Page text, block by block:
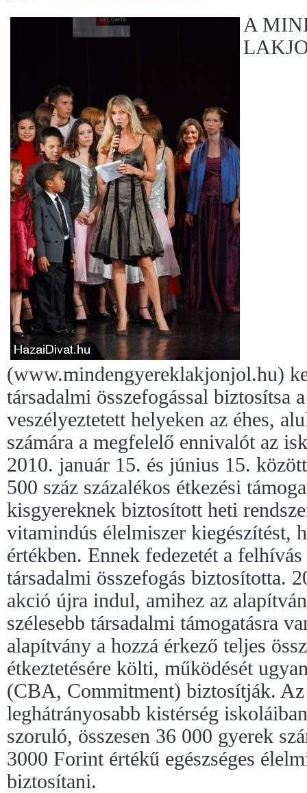
A
(www.mindengyereklakjonjol.hu)
társadalmi összefogással biztosítsa
veszélyeztetett helyeken az éhes,
számára a megfelelő ennivalót az
2010. január 15. és június 15.
500 száz százalékos étkezési
kisgyereknek biztosított heti
vitamindús élelmiszer kiegészítést,
értékben. Ennek fedezetét a
társadalmi összefogás biztosította.
akció újra indul, amihez az
szélesebb társadalmi támogatásra
alapítvány a hozzá érkező teljes
étkeztetésére költi, működését
(CBA, Commitment) biztosítják.
leghátrányosabb kistérség
szoruló, összesen 36 000 gyerek
3000 Forint értékű egészséges
biztosítani.